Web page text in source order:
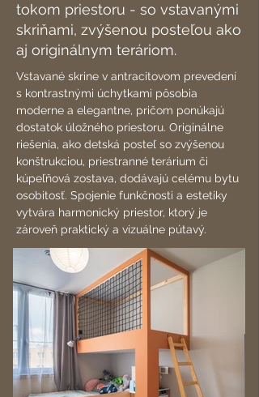
tokom priestoru - so vstavanými
skriňami, zvýšenou posteľou ako
aj originálnym teráriom.
Vstavané skrine v antracitovom prevedení
s kontrastnými úchytkami pôsobia
moderne a elegantne, pričom ponúkajú
dostatok úložného priestoru. Originálne
riešenia, ako detská posteľ so zvýšenou
konštrukciou, priestranné terárium či
kúpeľňová zostava, dodávajú celému bytu
osobitosť. Spojenie funkčnosti a estetiky
vytvára harmonický priestor, ktorý je
zároveň praktický a vizuálne pútavý.